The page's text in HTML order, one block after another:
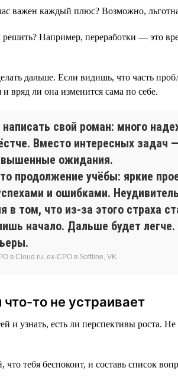
важен каждый плюс? Возможно,
Например, переработки — это
дальше. Если видишь, что часть
вряд ли она изменится сама по себе.
свой роман: много
Вместо интересных
ожидания.
продолжение учёбы: яркие
и ошибками.
том, что из-за этого страха
начало. Дальше будет
в Cloud.ru, ex-CPO в Softline, VK
то не устраивает
и узнать, есть ли перспективы роста.
тебя беспокоит, и составь список